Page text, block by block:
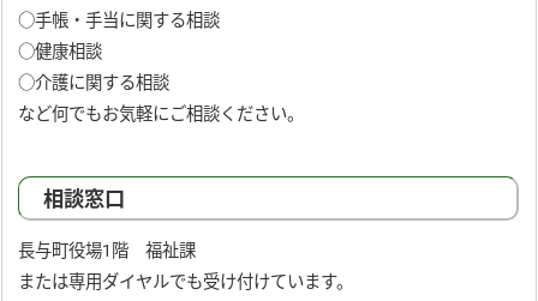
○手帳・手当に関する相談
○健康相談
○介護に関する相談
など何でもお気軽にご相談ください。
相談窓口
長与町役場1階 福祉課
または専用ダイヤルでも受け付けています。